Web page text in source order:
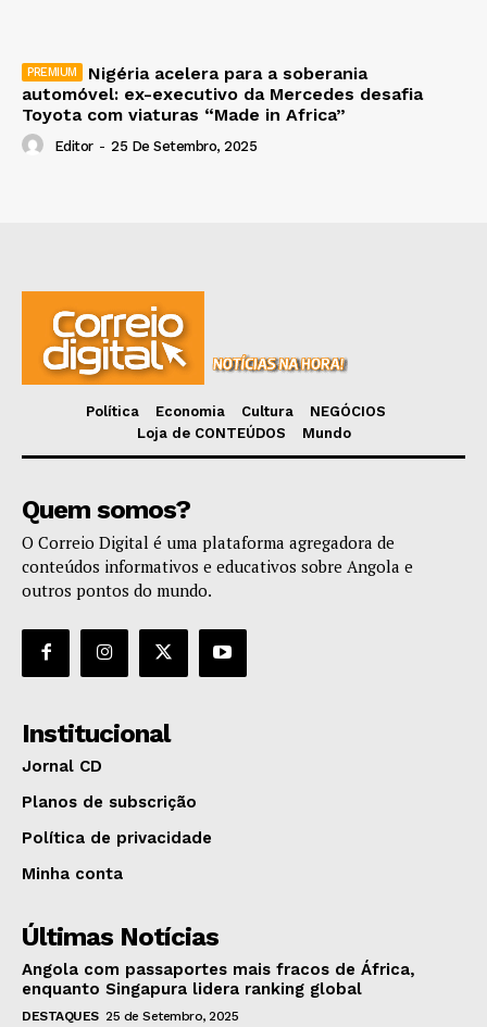
Nigéria acelera para a soberania
automóvel: ex-executivo da Mercedes desafia
Toyota com viaturas “Made in Africa”
Editor - 25 De Setembro, 2025
Política Economia Cultura
NEGÓCIOS
Loja de CONTEÚDOS
Mundo
Quem somos?
O Correio Digital é uma plataforma agregadora de
conteúdos informativos e educativos sobre Angola e
outros pontos do mundo.
Institucional
Jornal CD
Planos de subscrição
Política de privacidade
Minha conta
Últimas Notícias
Angola com passaportes mais fracos de África,
enquanto Singapura lidera ranking global
DESTAQUES 25 de Setembro, 2025